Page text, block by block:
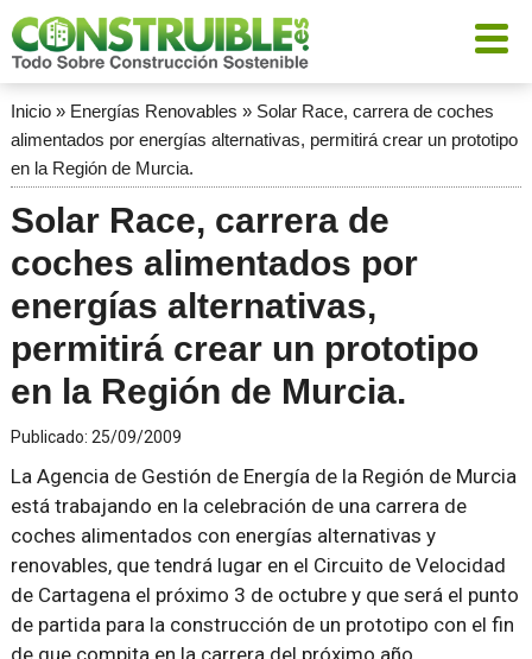
Inicio» Energías Renovables » Solar Race, carrera de coches
alimentados por energías alternativas, permitirá crear un prototipo
en la Región de Murcia.
Solar Race, carrera de
coches alimentados por
energías alternativas,
permitirá crear un prototipo
en la Región de Murcia.
Publicado: 25/09/2009
La Agencia de Gestión de Energía de la Región de Murcia
está trabajando en la celebración de una carrera de
coches alimentados con energías alternativas y
renovables, que tendrá lugar en el Circuito de Velocidad
de Cartagena el próximo 3 de octubre y que será el punto
de partida para la construcción de un prototipo con el fin
de que compita en la carrera del próximo año.